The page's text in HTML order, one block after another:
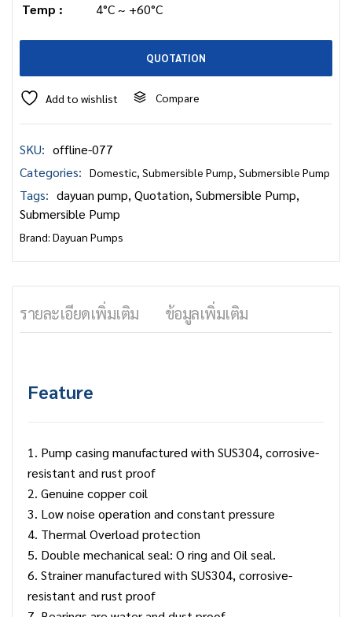
Temp :
4°C ~ +60°C
QUOTATION
Add to wishlist Compare
SKU: offline-077
Categories:
Domestic, Submersible Pump, Submersible Pump
Tags: dayuan pump,Quotation,Submersible Pump,
Submersible Pump
Brand: Dayuan Pumps
รายละเอียดเพิ่มเติม ข้อมูลเพิ่มเติม
Feature
1. Pump casing manufactured with SUS304, corrosive-
resistant and rust proof
2. Genuine copper coil
3. Low noise operation and constant pressure
4. Thermal Overload protection
5. Double mechanical seal: O ring and Oil seal.
6. Strainer manufactured with SUS304, corrosive-
resistant and rust proof